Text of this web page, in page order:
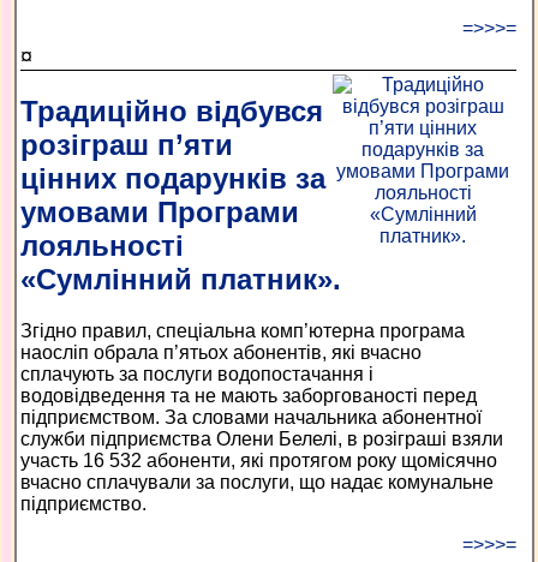
=>>>=
¤
Традиційно відбувся
розіграш п’яти
цінних подарунків за
умовами Програми
лояльності
«Сумлінний платник».
Згідно правил, спеціальна комп’ю­терна програма
наосліп обрала п’ятьох абонентів, які вчасно
сплачують за послуги водопостачання і
водовідведення та не мають заборгованості перед
підприємством. За словами начальника абонентної
служби підприємства Олени Белелі, в розіграші взяли
участь 16 532 абоненти, які протягом року щомісячно
вчасно сплачували за послуги, що надає комунальне
підприємство.
=>>>=